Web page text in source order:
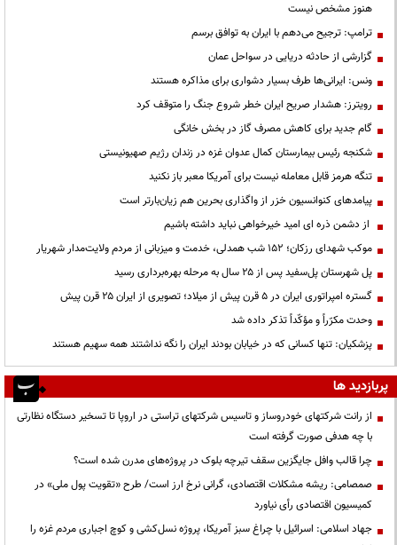
هنوز مشخص نیست
ترامپ: ترجیح می‌دهم با ایران به توافق برسم
گزارشی از حادثه دریایی در سواحل عمان
ونس: ایرانی‌ها طرف بسیار دشواری برای مذاکره هستند
رویترز: هشدار صریح ایران خطر شروع جنگ را متوقف کرد
گام جدید برای کاهش مصرف گاز در بخش خانگی
شکنجه رئیس بیمارستان کمال عدوان غزه در زندان رژیم صهیونیستی
تنگه هرمز قابل معامله نیست برای آمریکا معبر باز نکنید
پیامدهای کنوانسیون خزر از واگذاری بحرین هم زیان‌بارتر است
از دشمن ذره ای امید خیرخواهی نباید داشته باشیم
موکب شهدای رزکان؛ ۱۵۲ شب همدلی، خدمت و میزبانی از مردم ولایت‌مدار شهریار
پل شهرستان پل‌سفید پس از ۲۵ سال به مرحله بهره‌برداری رسید
گستره امپراتوری ایران در ۵ قرن پیش از میلاد؛ تصویری از ایران ۲۵ قرن پیش
وحدت مکرّراً و مؤکّداً تذکر داده شد
پزشکیان: تنها کسانی که در خیابان بودند ایران را نگه نداشتند همه سهیم هستند
پربازدید ها
از رانت‌ شرکتهای خودروساز و تاسیس شرکتهای تراستی در اروپا تا تسخیر دستگاه نظارتی
با چه هدفی صورت گرفته است
چرا قالب وافل جایگزین سقف تیرچه بلوک در پروژه‌های مدرن شده است؟
صمصامی: ریشه مشکلات اقتصادی، گرانی نرخ ارز است/ طرح «تقویت پول ملی» در
کمیسیون اقتصادی رأی نیاورد
جهاد اسلامی: اسرائیل با چراغ سبز آمریکا، پروژه نسل‌کشی و کوچ اجباری مردم غزه را